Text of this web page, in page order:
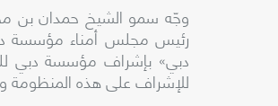
وجّه سمو الشيخ حمدان بن
رئيس مجلس أمناء مؤسسة دبي
دبي» بإشراف مؤسسة دبي
للإشراف على هذه المنظومة